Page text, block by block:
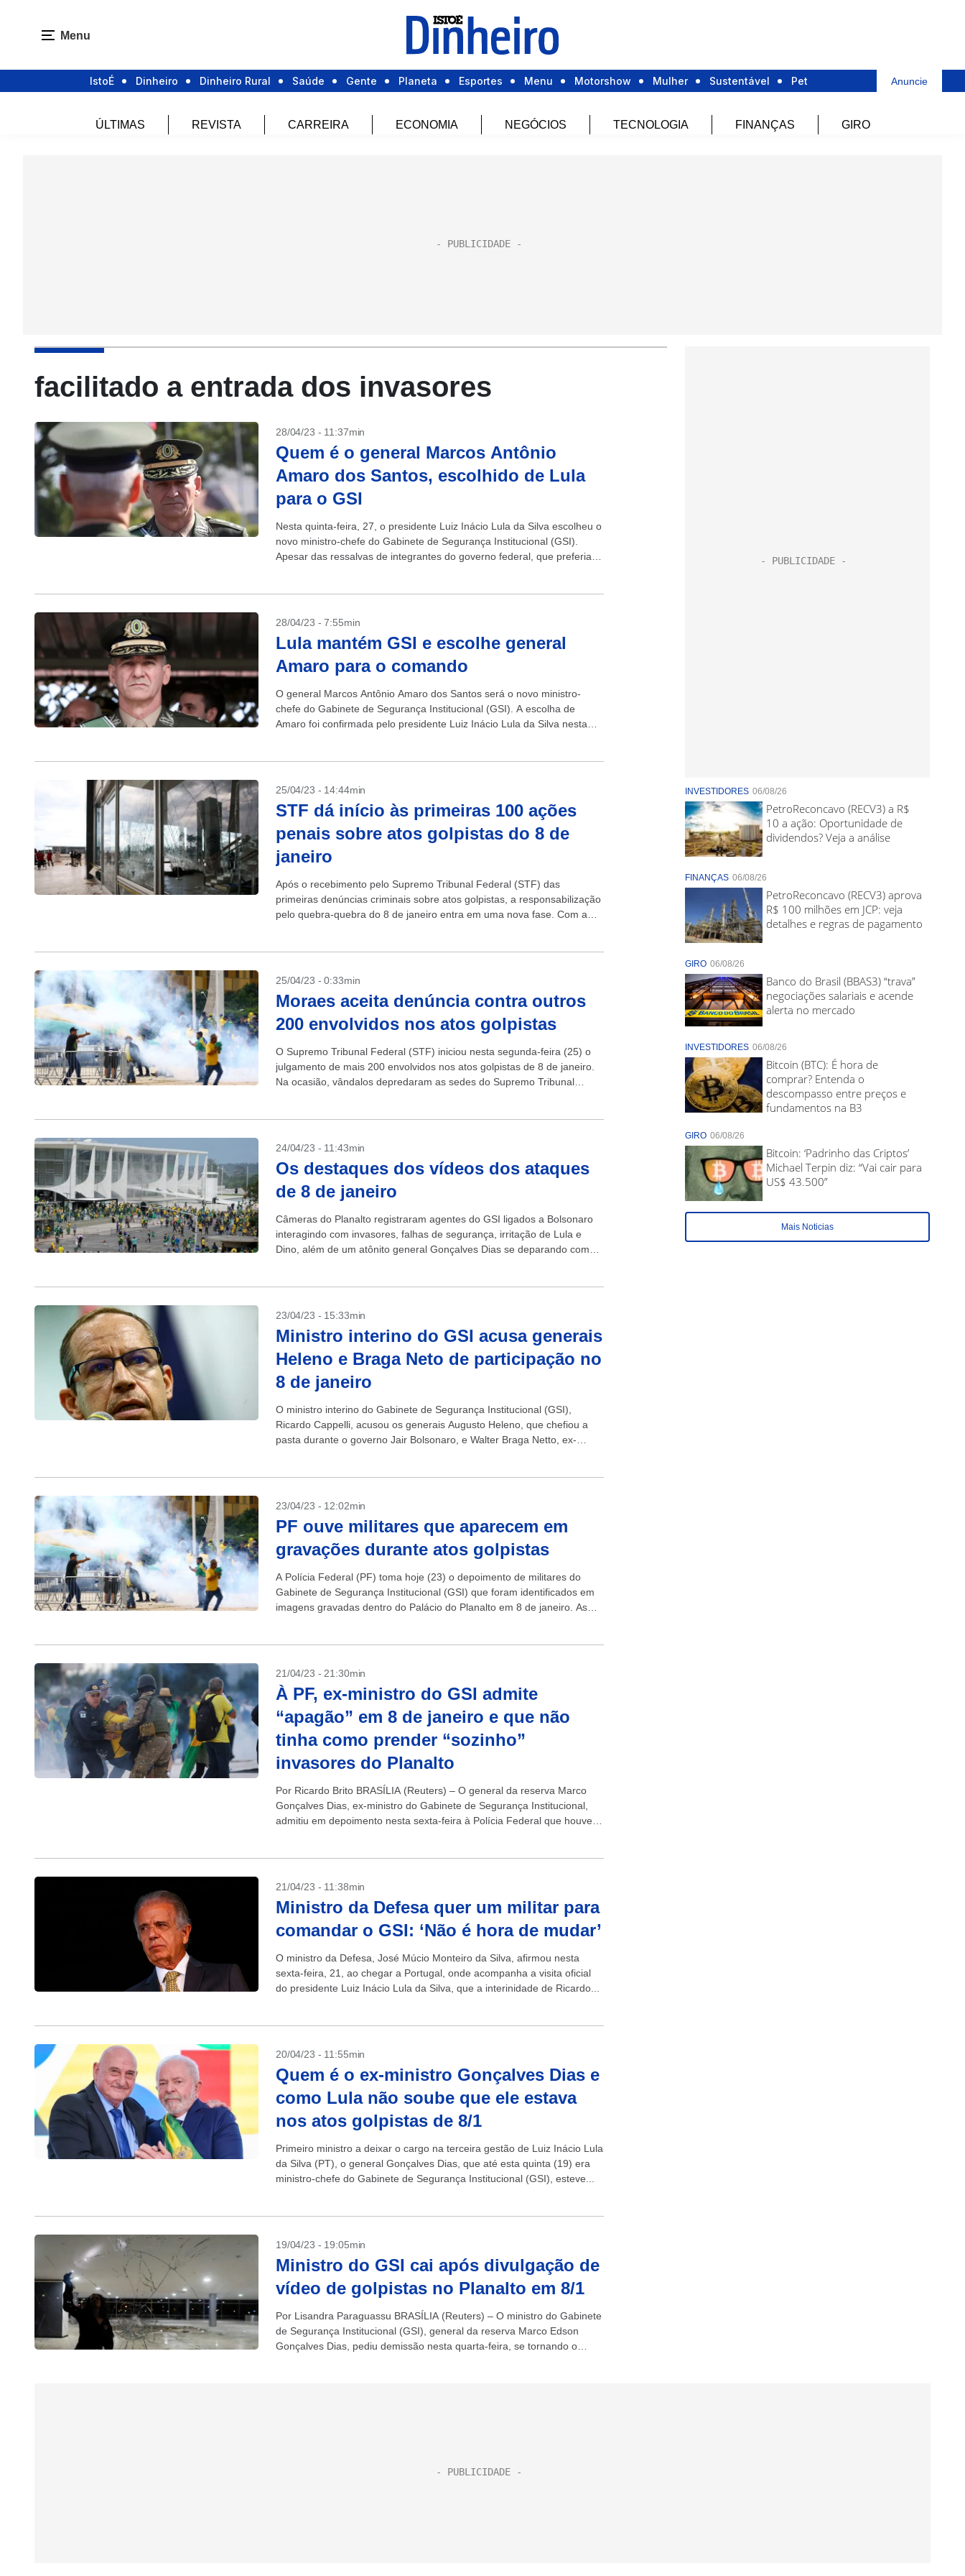
Menu
IstoÉ Dinheiro Dinheiro Rural Saúde Gente Planeta Esportes Menu Motorshow Mulher Sustentável Pet Anuncie
ÚLTIMAS REVISTA CARREIRA ECONOMIA NEGÓCIOS TECNOLOGIA FINANÇAS GIRO
facilitado a entrada dos invasores
28/04/23 - 11:37min
Quem é o general Marcos Antônio
Amaro dos Santos, escolhido de Lula
para o GSI
Nesta quinta-feira, 27, o presidente Luiz Inácio Lula da Silva escolheu o
novo ministro-chefe do Gabinete de Segurança Institucional (GSI).
Apesar das ressalvas de integrantes do governo federal, que preferiam
28/04/23 - 7:55min
Lula mantém GSI e escolhe general
Amaro para o comando
O general Marcos Antônio Amaro dos Santos será o novo ministro-
chefe do Gabinete de Segurança Institucional (GSI). A escolha de
Amaro foi confirmada pelo presidente Luiz Inácio Lula da Silva nesta
25/04/23 - 14:44min
STF dá início às primeiras 100 ações
penais sobre atos golpistas do 8 de
janeiro
Após o recebimento pelo Supremo Tribunal Federal (STF) das
primeiras denúncias criminais sobre atos golpistas, a responsabilização
pelo quebra-quebra do 8 de janeiro entra em uma nova fase. Com a
25/04/23 - 0:33min
Moraes aceita denúncia contra outros
200 envolvidos nos atos golpistas
O Supremo Tribunal Federal (STF) iniciou nesta segunda-feira (25) o
julgamento de mais 200 envolvidos nos atos golpistas de 8 de janeiro.
Na ocasião, vândalos depredaram as sedes do Supremo Tribunal
24/04/23 - 11:43min
Os destaques dos vídeos dos ataques
de 8 de janeiro
Câmeras do Planalto registraram agentes do GSI ligados a Bolsonaro
interagindo com invasores, falhas de segurança, irritação de Lula e
Dino, além de um atônito general Gonçalves Dias se deparando com
23/04/23 - 15:33min
Ministro interino do GSI acusa generais
Heleno e Braga Neto de participação no
8 de janeiro
O ministro interino do Gabinete de Segurança Institucional (GSI),
Ricardo Cappelli, acusou os generais Augusto Heleno, que chefiou a
pasta durante o governo Jair Bolsonaro, e Walter Braga Netto, ex-
23/04/23 - 12:02min
PF ouve militares que aparecem em
gravações durante atos golpistas
A Polícia Federal (PF) toma hoje (23) o depoimento de militares do
Gabinete de Segurança Institucional (GSI) que foram identificados em
imagens gravadas dentro do Palácio do Planalto em 8 de janeiro. As
21/04/23 - 21:30min
À PF, ex-ministro do GSI admite
“apagão” em 8 de janeiro e que não
tinha como prender “sozinho”
invasores do Planalto
Por Ricardo Brito BRASÍLIA (Reuters) – O general da reserva Marco
Gonçalves Dias, ex-ministro do Gabinete de Segurança Institucional,
admitiu em depoimento nesta sexta-feira à Polícia Federal que houve
21/04/23 - 11:38min
Ministro da Defesa quer um militar para
comandar o GSI: ‘Não é hora de mudar’
O ministro da Defesa, José Múcio Monteiro da Silva, afirmou nesta
sexta-feira, 21, ao chegar a Portugal, onde acompanha a visita oficial
do presidente Luiz Inácio Lula da Silva, que a interinidade de Ricardo...
20/04/23 - 11:55min
Quem é o ex-ministro Gonçalves Dias e
como Lula não soube que ele estava
nos atos golpistas de 8/1
Primeiro ministro a deixar o cargo na terceira gestão de Luiz Inácio Lula
da Silva (PT), o general Gonçalves Dias, que até esta quinta (19) era
ministro-chefe do Gabinete de Segurança Institucional (GSI), esteve...
19/04/23 - 19:05min
Ministro do GSI cai após divulgação de
vídeo de golpistas no Planalto em 8/1
Por Lisandra Paraguassu BRASÍLIA (Reuters) – O ministro do Gabinete
de Segurança Institucional (GSI), general da reserva Marco Edson
Gonçalves Dias, pediu demissão nesta quarta-feira, se tornando o
INVESTIDORES 06/08/26
PetroReconcavo (RECV3) a R$
10 a ação: Oportunidade de
dividendos? Veja a análise
FINANÇAS 06/08/26
PetroReconcavo (RECV3) aprova
R$ 100 milhões em JCP: veja
detalhes e regras de pagamento
GIRO 06/08/26
Banco do Brasil (BBAS3) “trava”
negociações salariais e acende
alerta no mercado
INVESTIDORES 06/08/26
Bitcoin (BTC): É hora de
comprar? Entenda o
descompasso entre preços e
fundamentos na B3
GIRO 06/08/26
Bitcoin: ‘Padrinho das Criptos’
Michael Terpin diz: “Vai cair para
US$ 43.500”
Mais Noticias